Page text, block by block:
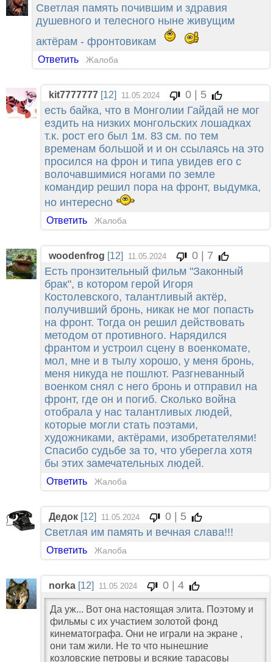
Светлая память почившим и здравия
душевного и телесного ныне живущим
актёрам - фронтовикам
Ответить Жалоба
kit7777777 [12] 11.05.2024
0 | 5
есть байка, что в Монголии Гайдай не мог
ездить на низких монгольских лошадках
т.к. рост его был 1м. 83 см. по тем
временам большой и и он ссылаясь на это
просился на фрон и типа увидев его с
волочавшимися ногами по земле
командир решил пора на фронт, выдумка,
но интересно
Ответить Жалоба
woodenfrog [12] 11.05.2024
0 | 7
Есть пронзительный фильм "Законный
брак", в котором герой Игоря
Костолевского, талантливый актёр,
получивший бронь, никак не мог попасть
на фронт. Тогда он решил действовать
методом от противного. Нарядился
франтом и устроил сцену в военкомате,
мол, мне и в тылу хорошо, у меня бронь,
меня никуда не пошлют. Разгневанный
военком снял с него бронь и отправил на
фронт, где он и погиб. Сколько война
отобрала у нас талантливых людей,
которые могли стать поэтами,
художниками, актёрами, изобретателями!
Спасибо судьбе за то, что уберегла хотя
бы этих замечательных людей.
Ответить Жалоба
Дедок [12] 11.05.2024
0 | 5
Светлая им память и вечная слава!!!
Ответить Жалоба
norka [12] 11.05.2024 0 | 4
Да уж... Вот она настоящая элита. Поэтому и
фильмы с их участием золотой фонд
кинематографа. Они не играли на экране ,
они там жили. Не то что нынешние
козловские петровы и всякие тарасовы